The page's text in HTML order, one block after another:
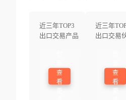
近三年TOP3
出口交易产品
查
看
近三年
出口交易
查
看